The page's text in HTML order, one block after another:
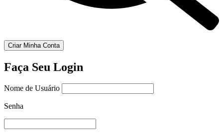
Criar Minha Conta
Faça Seu Login
Nome de Usuário
Senha